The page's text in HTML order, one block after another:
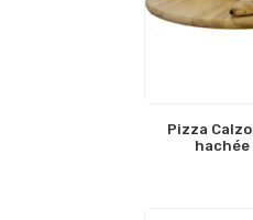
Pizza
hachée